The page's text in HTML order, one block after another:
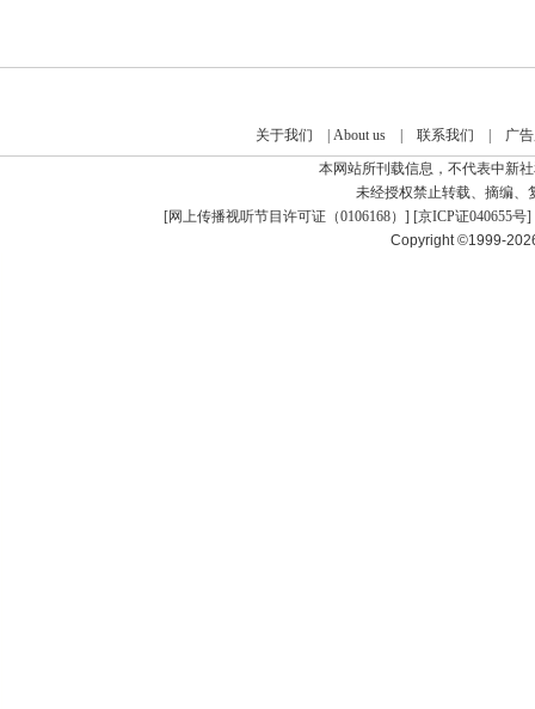
关于我们 About us| 联系我们
广
本网站所刊载信息，不代表中新
未经授权禁止转载、摘编、
[网上传播视听节目许可证（0106168） ] [京ICP证040655号]
Copyright ©1999-